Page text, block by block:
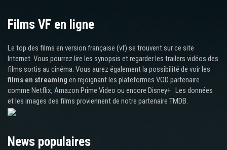
Films VF en ligne
Le top des films en version française (vf) se trouvent sur ce site
Internet. Vous pourrez lire les synopsis et regarder les trailers vidéos des
films sortis au cinéma. Vous aurez également la possibilité de voir les
films en streaming en rejoignant les plateformes VOD partenaire
comme Netflix, Amazon Prime Video ou encore Disney+ . Les données
et les images des films proviennent de notre partenaire TMDB.
News populaires